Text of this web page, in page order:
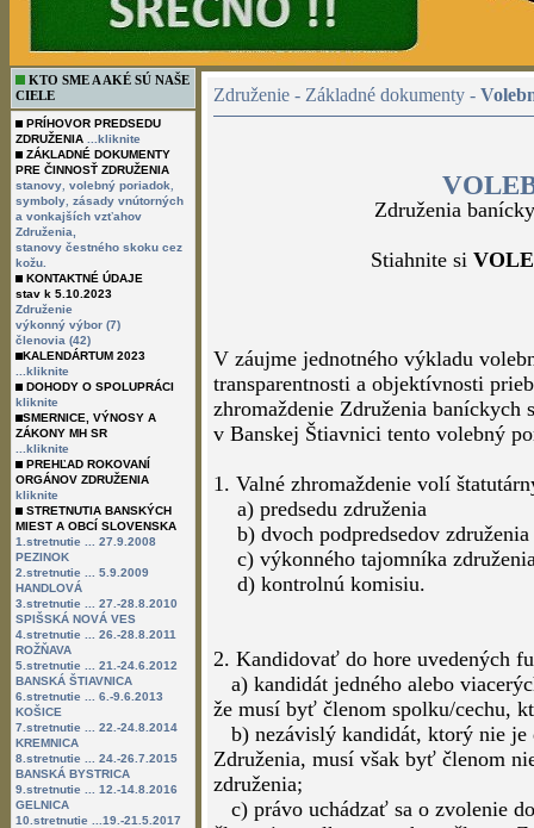
KTO SME A AKÉ SÚ NAŠE
CIELE
PRÍHOVOR PREDSEDU
ZDRUŽENIA
...kliknite
ZÁKLADNÉ DOKUMENTY
PRE ČINNOSŤ ZDRUŽENIA
stanovy volebný poriadok
symboly zásady vnútorných
a vonkajších vzťahov
Združenia,
stanovy čestného skoku cez
kožu.
KONTAKTNÉ ÚDAJE
stav k 5.10.2023
Združenie
výkonný výbor (7)
členovia (42)
KALENDÁRTUM 2023
...kliknite
DOHODY O SPOLUPRÁCI
kliknite
SMERNICE, VÝNOSY A
ZÁKONY MH SR
...kliknite
PREHĽAD ROKOVANÍ
ORGÁNOV ZDRUŽENIA
kliknite
STRETNUTIA BANSKÝCH
MIEST A OBCÍ SLOVENSKA
1.stretnutie ... 27.9.2008
PEZINOK
2.stretnutie ... 5.9.2009
HANDLOVÁ
3.stretnutie ... 27.-28.8.2010
SPIŠSKÁ NOVÁ VES
4.stretnutie ... 26.-28.8.2011
ROŽŇAVA
5.stretnutie ... 21.-24.6.2012
BANSKÁ ŠTIAVNICA
6.stretnutie ... 6.-9.6.2013
KOŠICE
7.stretnutie ... 22.-24.8.2014
KREMNICA
8.stretnutie ... 24.-26.7.2015
BANSKÁ BYSTRICA
9.stretnutie ... 12.-14.8.2016
GELNICA
10.stretnutie ...19.-21.5.2017
Združenia
Stiahnite si
V záujme jednotného výkladu
v Banskej Štiavnici tento volebný
1. Valné zhromaždenie volí
a) predsedu združenia
b) dvoch podpredsedov združenia
c) výkonného tajomníka
d) kontrolnú komisiu.